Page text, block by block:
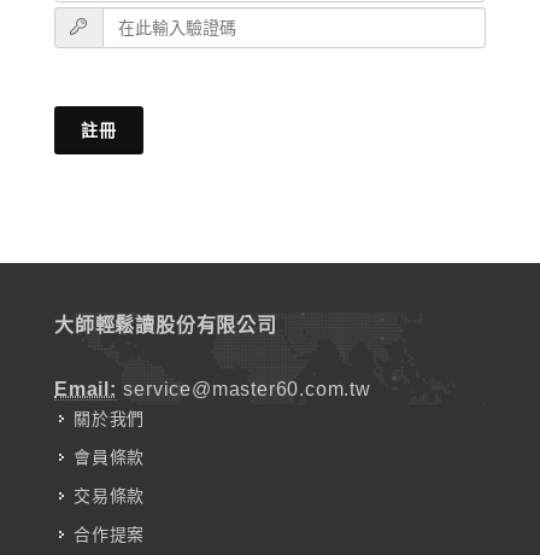
註冊
大師輕鬆讀股份有限公司
Email: service@master60.com.tw
關於我們
會員條款
交易條款
合作提案